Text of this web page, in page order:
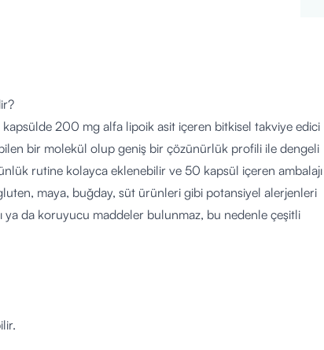
200 mg alfa lipoik asit içeren bitkisel takviye edici
bir molekül olup geniş bir çözünürlük profili ile dengeli
rutine kolayca eklenebilir ve 50 kapsül içeren ambalajı
maya, buğday, süt ürünleri gibi potansiyel alerjenleri
ya da koruyucu maddeler bulunmaz, bu nedenle çeşitli